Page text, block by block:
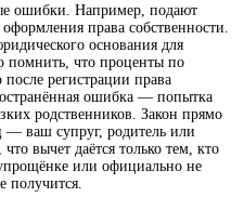
ошибки. Например, подают
права собственности.
основания для
помнить, что проценты по
регистрации права
ошибка — попытка
родственников. Закон прямо
— ваш супруг, родитель или
вычет даётся только тем, кто
или официально не
получится.